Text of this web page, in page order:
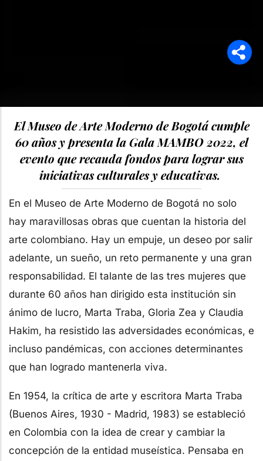
El Museo de Arte Moderno de Bogotá cumple
60 años y presenta la Gala MAMBO 2022, el
evento que recauda fondos para lograr sus
iniciativas culturales y educativas.
En el Museo de Arte Moderno de Bogotá no solo
hay maravillosas obras que cuentan la historia del
arte colombiano. Hay un empuje, un deseo por salir
adelante, un sueño, un reto permanente y una gran
responsabilidad. El talante de las tres mujeres que
durante 60 años han dirigido esta institución sin
ánimo de lucro, Marta Traba, Gloria Zea y Claudia
Hakim, ha resistido las adversidades económicas, e
incluso pandémicas, con acciones determinantes
que han logrado mantenerla viva.
En 1954, la crítica de arte y escritora Marta Traba
(Buenos Aires, 1930 - Madrid, 1983) se estableció
en Colombia con la idea de crear y cambiar la
concepción de la entidad museística. Pensaba en